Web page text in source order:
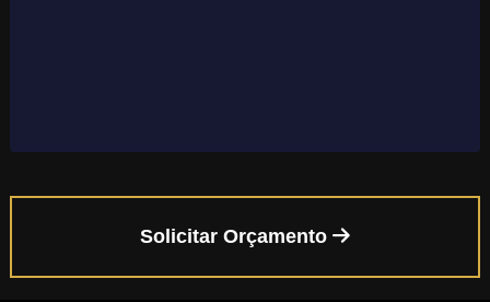
Solicitar Orçamento